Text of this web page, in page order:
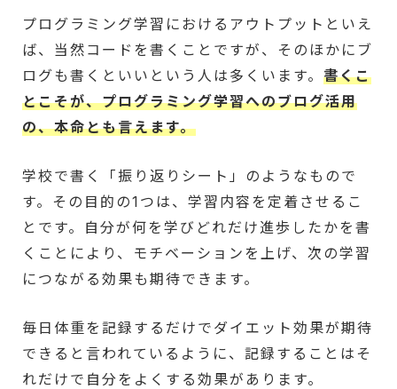
プログラミング学習におけるアウトプットといえ
ば、当然コードを書くことですが、そのほかにブ
ログも書くといいという人は多くいます。 書くこ
とこそが、プログラミング学習へのブログ活用
の、本命とも言えます。
学校で書く「振り返りシート」のようなもので
す。その目的の1つは、学習内容を定着させるこ
とです。自分が何を学びどれだけ進歩したかを書
くことにより、モチベーションを上げ、次の学習
につながる効果も期待できます。
毎日体重を記録するだけでダイエット効果が期待
できると言われているように、記録することはそ
れだけで自分をよくする効果があります。